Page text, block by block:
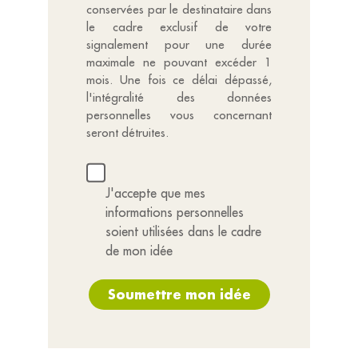
conservées par le destinataire dans
le cadre exclusif de votre
signalement pour une durée
maximale ne pouvant excéder 1
mois. Une fois ce délai dépassé,
l'intégralité des données
personnelles vous concernant
seront détruites.
J'accepte que mes
informations personnelles
soient utilisées dans le cadre
de mon idée
Soumettre mon idée